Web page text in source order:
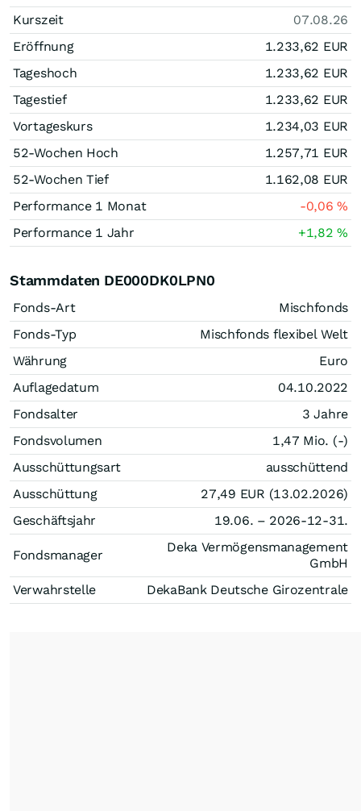
Kurszeit
07.08.26
Eröffnung
1.233,62 EUR
Tageshoch
1.233,62 EUR
Tagestief
1.233,62 EUR
Vortageskurs
1.234,03 EUR
52-Wochen Hoch
1.257,71 EUR
52-Wochen Tief
1.162,08 EUR
Performance 1 Monat
-0,06%
Performance 1 Jahr
+1,82%
Stammdaten DE000DK0LPN0
Fonds-Art
Mischfonds
Fonds-Typ
Mischfonds flexibel Welt
Währung
Euro
Auflagedatum
04.10.2022
Fondsalter
3 Jahre
Fondsvolumen
1,47 Mio. (-)
Ausschüttungsart
ausschüttend
Ausschüttung
27,49 EUR (13.02.2026)
Geschäftsjahr
19.06. – 2026-12-31.
Fondsmanager
Deka Vermögensmanagement
GmbH
Verwahrstelle
DekaBank Deutsche Girozentrale